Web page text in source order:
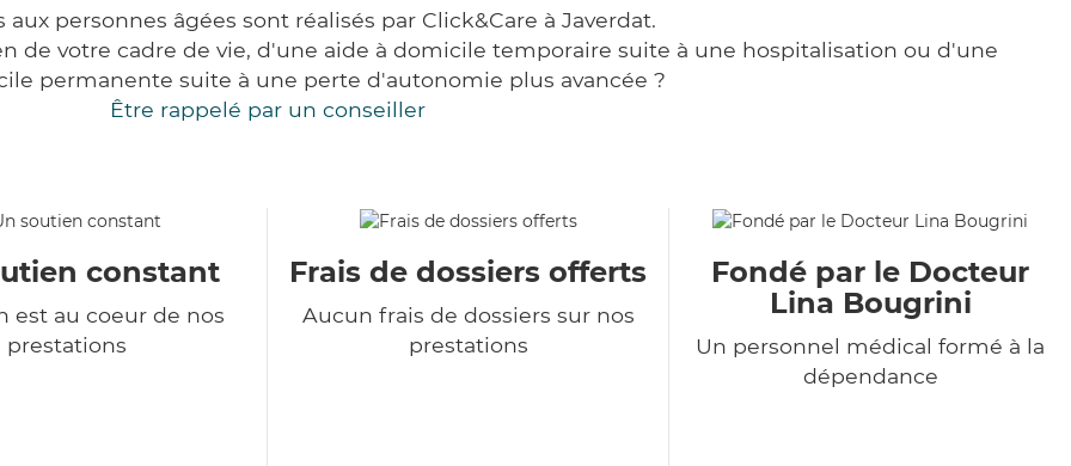
aux personnes âgées sont réalisés par Click&Care à Javerdat.
de votre cadre de vie, d'une aide à domicile temporaire suite à une hospitalisation ou d'une
permanente suite à une perte d'autonomie plus avancée ?
Être rappelé par un conseiller
constant
est au coeur de nos
prestations
Frais de dossiers offerts
Aucun frais de dossiers sur nos
prestations
Fondé par le Docteur
Lina Bougrini
Un personnel médical formé à la
dépendance